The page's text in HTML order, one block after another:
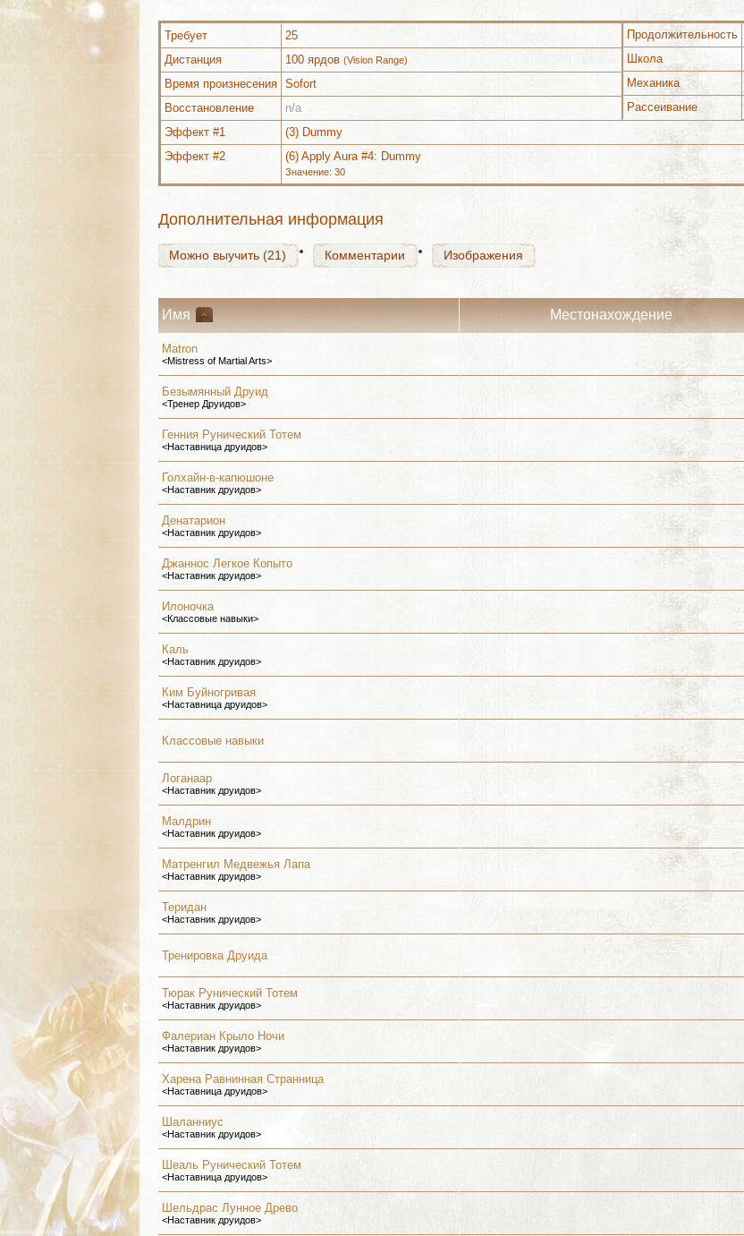
Продолжительность
Школа
Механика
Рассеивание
Требует
25
Дистанция
100 ярдов (Vision Range)
Время произнесения Sofort
Восстановление
n/a
Эффект #1
(3) Dummy
Эффект #2
(6) Apply Aura #4: Dummy
Значение: 30
Дополнительная информация
Можно выучить (21)
Можно выучить (21) Комментарии Изображения
Можно выучить (21) Комментарии Изображения
Имя Местонахождение
Matron
<Mistress of Martial Arts>
Безымянный Друид
<Тренер Друидов>
Генния Рунический Тотем
<Наставница друидов>
Голхайн-в-капюшоне
<Наставник друидов>
Денатарион
<Наставник друидов>
Джаннос Легкое Копыто
<Наставник друидов>
Илоночка
<Классовые навыки>
Каль
<Наставник друидов>
Ким Буйногривая
<Наставница друидов>
Классовые навыки
Логанаар
<Наставник друидов>
Малдрин
<Наставник друидов>
Матренгил Медвежья Лапа
<Наставник друидов>
Теридан
<Наставник друидов>
Тренировка Друида
Тюрак Рунический Тотем
<Наставник друидов>
Фалериан Крыло Ночи
<Наставник друидов>
Харена Равнинная Странница
<Наставница друидов>
Шаланниус
<Наставник друидов>
Шеаль Рунический Тотем
<Наставница друидов>
Шельдрас Лунное Древо
<Наставник друидов>